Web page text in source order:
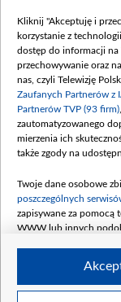
(wpłata
mln,
Data
(wpłata
Data
kwiecień
czerwca
4
Kliknij "Akceptuję i
korzystanie z
dostęp do informacji na
przechowywanie oraz
nas, czyli Telewizję
Zaufanych Partnerów z
Partnerów TVP (93 firm)
zautomatyzowanego
mierzenia ich
także zgody na
Twoje dane osobowe
poszczególnych
zapisywane za pomocą
WWW lub innych